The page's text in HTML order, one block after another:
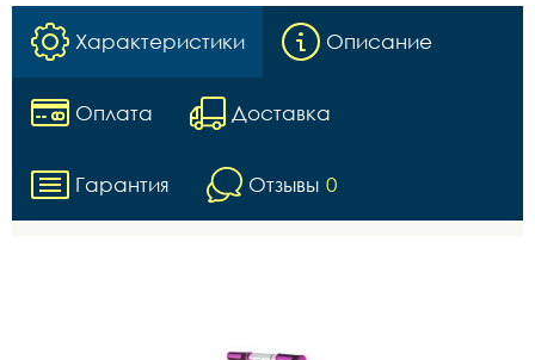
Характеристики Описание
Оплата Доставка
Гарантия Отзывы 0